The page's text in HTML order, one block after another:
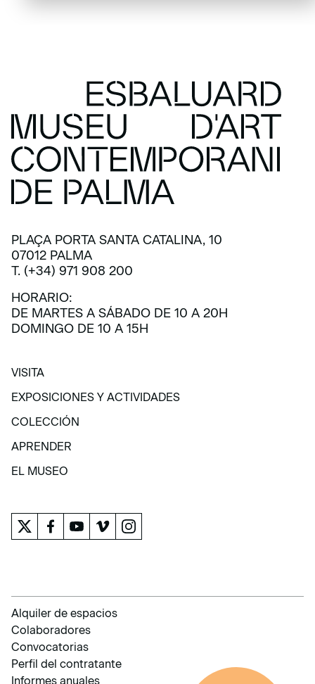
PLAÇA PORTA SANTA CATALINA, 10
07012 PALMA
T. (+34) 971 908 200
HORARIO:
DE MARTES A SÁBADO DE 10 A 20H
DOMINGO DE 10 A 15H
VISITA
VISITA
EXPOSICIONES Y ACTIVIDADES
EXPOSICIONES Y ACTIVIDADES
COLECCIÓN
COLECCIÓN
APRENDER
APRENDER
EL MUSEO
Alquiler de espacios
Colaboradores
Convocatorias
Perfil del contratante
Informes anuales